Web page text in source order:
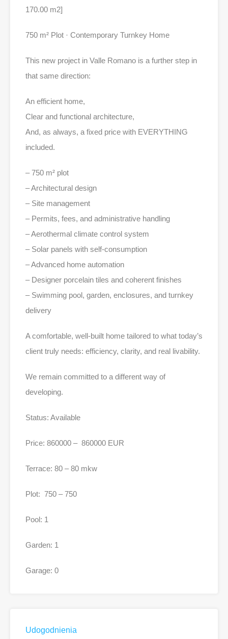
170.00 m2]
750 m² Plot · Contemporary Turnkey Home
This new project in Valle Romano is a further step in
that same direction:
An efficient home,
Clear and functional architecture,
And, as always, a fixed price with EVERYTHING
included.
– 750 m² plot
– Architectural design
– Site management
– Permits, fees, and administrative handling
– Aerothermal climate control system
– Solar panels with self-consumption
– Advanced home automation
– Designer porcelain tiles and coherent finishes
– Swimming pool, garden, enclosures, and turnkey
delivery
A comfortable, well-built home tailored to what today’s
client truly needs: efficiency, clarity, and real livability.
We remain committed to a different way of
developing.
Status: Available
Price: 860000 – 860000 EUR
Terrace: 80 – 80 mkw
Plot: 750 – 750
Pool: 1
Garden: 1
Garage: 0
Udogodnienia